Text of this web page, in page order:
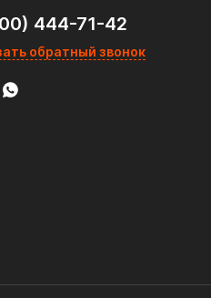
444-71-42
обратный звонок